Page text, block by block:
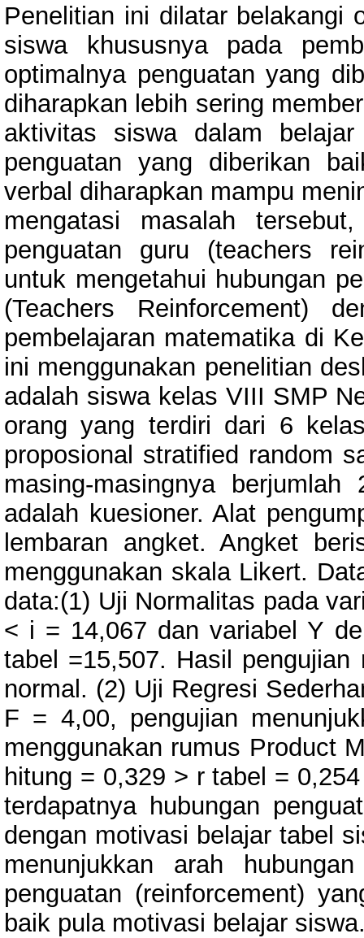
Penelitian ini dilatar belakangi
siswa khususnya pada
optimalnya penguatan yang
diharapkan lebih sering
aktivitas siswa dalam
penguatan yang diberikan
verbal diharapkan mampu
mengatasi masalah
penguatan guru (teachers
untuk mengetahui hubungan
(Teachers Reinforcement)
pembelajaran matematika di
ini menggunakan penelitian
adalah siswa kelas VIII SMP
orang yang terdiri dari 6
proposional stratified random
masing-masingnya
adalah kuesioner. Alat
lembaran angket. Angket
menggunakan skala Likert.
data:(1) Uji Normalitas pada
< i = 14,067 dan variabel Y
tabel =15,507. Hasil
normal. (2) Uji Regresi
F = 4,00, pengujian
menggunakan rumus Product
hitung = 0,329 > r tabel =
terdapatnya hubungan
dengan motivasi belajar tabel
menunjukkan arah
penguatan (reinforcement)
baik pula motivasi belajar